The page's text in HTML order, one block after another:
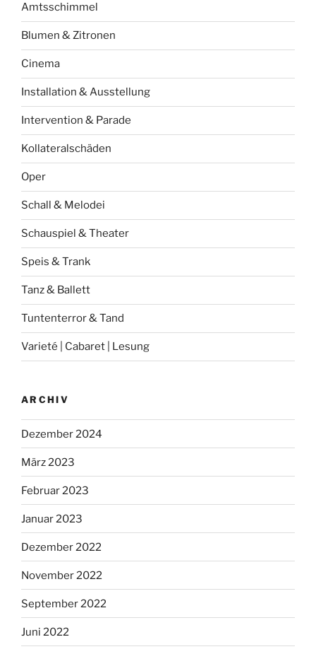
Amtsschimmel
Blumen & Zitronen
Cinema
Installation & Ausstellung
Intervention & Parade
Kollateralschäden
Oper
Schall & Melodei
Schauspiel & Theater
Speis & Trank
Tanz & Ballett
Tuntenterror & Tand
Varieté | Cabaret | Lesung
ARCHIV
Dezember 2024
März 2023
Februar 2023
Januar 2023
Dezember 2022
November 2022
September 2022
Juni 2022